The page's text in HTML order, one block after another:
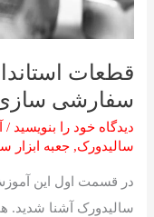
قطعات
سفارشی سازی
دیدگاه‌ خود را بنویسید /
سالیدورک,جعبه ابزار
سالیدورک آشنا شدید.
بخش